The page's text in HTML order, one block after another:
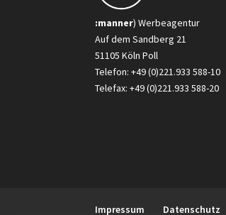
:manner) Werbeagentur
Auf dem Sandberg 21
51105 Köln Poll
Telefon: +49 (0)221.933 588-10
Telefax: +49 (0)221.933 588-20
Impressum Datenschutz